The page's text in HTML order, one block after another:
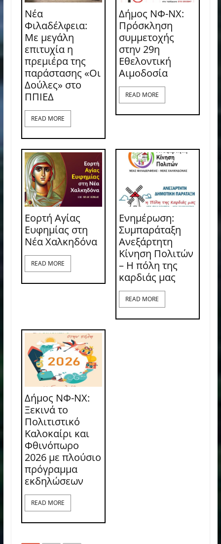
Νέα
Φιλαδέλφεια:
Με μεγάλη
επιτυχία η
πρεμιέρα της
παράστασης «Οι
Δούλες» στο
ΠΠΙΕΔ
READ MORE
Δήμος ΝΦ-ΝΧ:
Πρόσκληση
συμμετοχής
στην 29η
Εθελοντική
Αιμοδοσία
READ MORE
Εορτή Αγίας
Ευφημίας στη
Νέα Χαλκηδόνα
READ MORE
Ενημέρωση:
Συμπαράταξη
Ανεξάρτητη
Κίνηση Πολιτών
– Η πόλη της
καρδιάς μας
READ MORE
Δήμος ΝΦ-ΝΧ:
Ξεκινά το
Πολιτιστικό
Καλοκαίρι και
Φθινόπωρο
2026 με πλούσιο
πρόγραμμα
εκδηλώσεων
READ MORE